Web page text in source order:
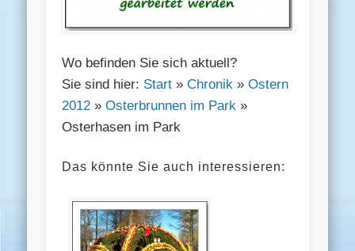
Wo befinden Sie sich aktuell?
Sie sind hier: Start »Chronik »Ostern
2012 »Osterbrunnen im Park »
Osterhasen im Park
Das könnte Sie auch interessieren: